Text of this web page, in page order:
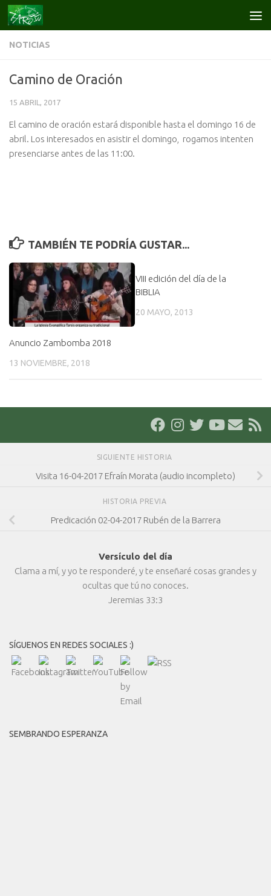
Saltar al contenido
NOTICIAS
Camino de Oración
15 ABRIL, 2017
El camino de oración estará disponible hasta el domingo 16 de
abril. Los interesados en asistir el domingo, rogamos intenten
presenciarse antes de las 11:00.
TAMBIÉN TE PODRÍA GUSTAR...
Anuncio Zambomba 2018
13 NOVIEMBRE, 2018
VIII edición del día de la
BIBLIA
20 MAYO, 2013
SIGUIENTE HISTORIA
Visita 16-04-2017 Efraín Morata (audio incompleto)
HISTORIA PREVIA
Predicación 02-04-2017 Rubén de la Barrera
Versículo del día
Clama a mí, y yo te responderé, y te enseñaré cosas grandes y
ocultas que tú no conoces.
Jeremias 33:3
SÍGUENOS EN REDES SOCIALES :)
SEMBRANDO ESPERANZA